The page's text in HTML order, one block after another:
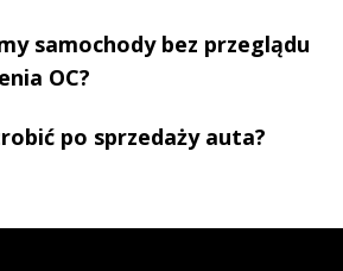
samochody bez przeglądu
OC?
po sprzedaży auta?